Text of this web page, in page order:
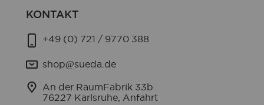
KONTAKT
+49 (0) 721 / 9770 388
shop@sueda.de
An der RaumFabrik 33b
76227 Karlsruhe, Anfahrt